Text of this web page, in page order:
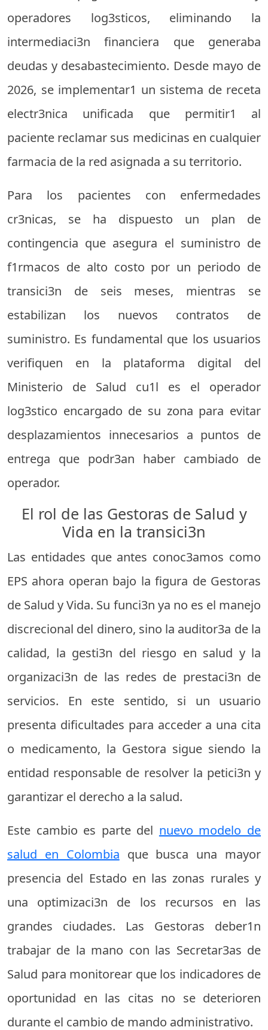
operadores log3sticos, eliminando la
intermediaci3n financiera que generaba
deudas y desabastecimiento. Desde mayo de
2026, se implementar1 un sistema de receta
electr3nica unificada que permitir1 al
paciente reclamar sus medicinas en cualquier
farmacia de la red asignada a su territorio.
Para los pacientes con enfermedades
cr3nicas, se ha dispuesto un plan de
contingencia que asegura el suministro de
f1rmacos de alto costo por un periodo de
transici3n de seis meses, mientras se
estabilizan los nuevos contratos de
suministro. Es fundamental que los usuarios
verifiquen en la plataforma digital del
Ministerio de Salud cu1l es el operador
log3stico encargado de su zona para evitar
desplazamientos innecesarios a puntos de
entrega que podr3an haber cambiado de
operador.
El rol de las Gestoras de Salud y
Vida en la transici3n
Las entidades que antes conoc3amos como
EPS ahora operan bajo la figura de Gestoras
de Salud y Vida. Su funci3n ya no es el manejo
discrecional del dinero, sino la auditor3a de la
calidad, la gesti3n del riesgo en salud y la
organizaci3n de las redes de prestaci3n de
servicios. En este sentido, si un usuario
presenta dificultades para acceder a una cita
o medicamento, la Gestora sigue siendo la
entidad responsable de resolver la petici3n y
garantizar el derecho a la salud.
Este cambio es parte del nuevo modelo de
salud en Colombia que busca una mayor
presencia del Estado en las zonas rurales y
una optimizaci3n de los recursos en las
grandes ciudades. Las Gestoras deber1n
trabajar de la mano con las Secretar3as de
Salud para monitorear que los indicadores de
oportunidad en las citas no se deterioren
durante el cambio de mando administrativo.